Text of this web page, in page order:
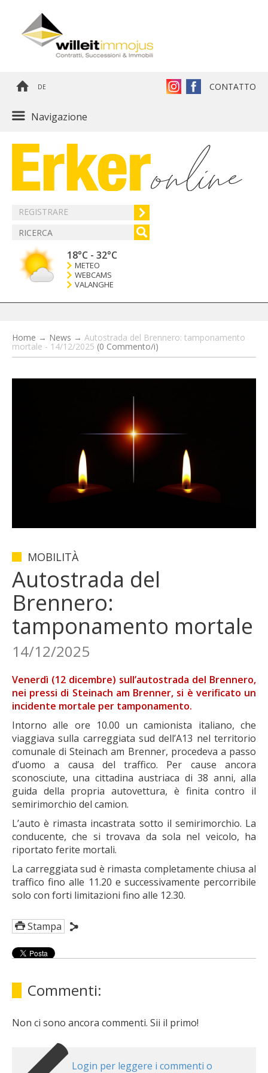
DE CONTATTO
Navigazione
REGISTRARE
18°C - 32°C
METEO
WEBCAMS
VALANGHE
Home → News → Autostrada del Brennero: tamponamento
mortale - 14/12/2025 (0 Commento/i)
MOBILITÀ
Autostrada del
Brennero:
tamponamento mortale
14/12/2025
Venerdì (12 dicembre) sull’autostrada del Brennero,
nei pressi di Steinach am Brenner, si è verificato un
incidente mortale per tamponamento.
Intorno alle ore 10.00 un camionista italiano, che
viaggiava sulla carreggiata sud dell’A13 nel territorio
comunale di Steinach am Brenner, procedeva a passo
d’uomo a causa del traffico. Per cause ancora
sconosciute, una cittadina austriaca di 38 anni, alla
guida della propria autovettura, è finita contro il
semirimorchio del camion.
L’auto è rimasta incastrata sotto il semirimorchio. La
conducente, che si trovava da sola nel veicolo, ha
riportato ferite mortali.
La carreggiata sud è rimasta completamente chiusa al
traffico fino alle 11.20 e successivamente percorribile
solo con forti limitazioni fino alle 12.30.
Stampa
Commenti:
Non ci sono ancora commenti. Sii il primo!
Login per leggere i commenti o